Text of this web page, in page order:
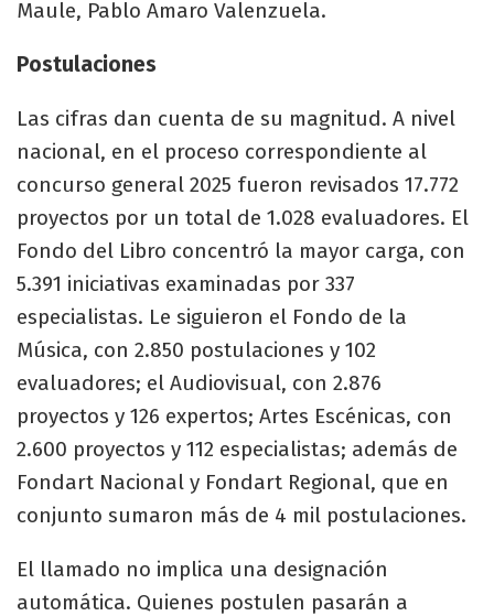
Maule, Pablo Amaro Valenzuela.
Postulaciones
Las cifras dan cuenta de su magnitud. A nivel
nacional, en el proceso correspondiente al
concurso general 2025 fueron revisados 17.772
proyectos por un total de 1.028 evaluadores. El
Fondo del Libro concentró la mayor carga, con
5.391 iniciativas examinadas por 337
especialistas. Le siguieron el Fondo de la
Música, con 2.850 postulaciones y 102
evaluadores; el Audiovisual, con 2.876
proyectos y 126 expertos; Artes Escénicas, con
2.600 proyectos y 112 especialistas; además de
Fondart Nacional y Fondart Regional, que en
conjunto sumaron más de 4 mil postulaciones.
El llamado no implica una designación
automática. Quienes postulen pasarán a